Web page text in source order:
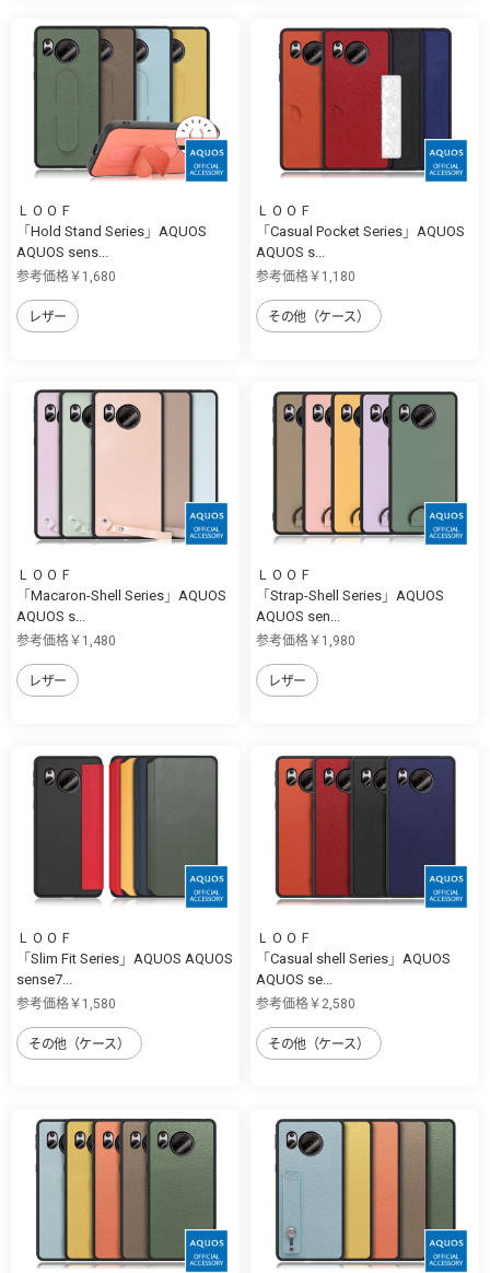
ＬＯＯＦ
「Hold Stand Series」AQUOS
AQUOS sens...
参考価格￥1,680
レザー
ＬＯＯＦ
「Casual Pocket Series」AQUOS
AQUOS s...
参考価格￥1,180
その他（ケース）
ＬＯＯＦ
「Macaron-Shell Series」AQUOS
AQUOS s...
参考価格￥1,480
レザー
ＬＯＯＦ
「Strap-Shell Series」AQUOS
AQUOS sen...
参考価格￥1,980
レザー
ＬＯＯＦ
「Slim Fit Series」AQUOS AQUOS
sense7...
参考価格￥1,580
その他（ケース）
ＬＯＯＦ
「Casual shell Series」AQUOS
AQUOS se...
参考価格￥2,580
その他（ケース）